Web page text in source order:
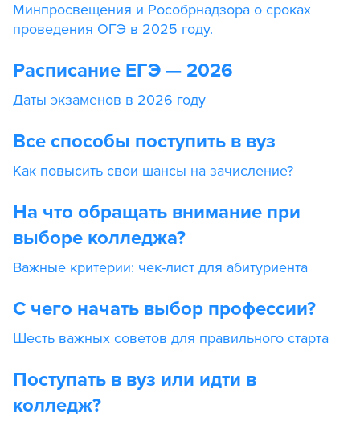
Минпросвещения и Рособрнадзора о сроках
проведения ОГЭ в 2025 году.
Расписание ЕГЭ — 2026
Даты экзаменов в 2026 году
Все способы поступить в вуз
Как повысить свои шансы на зачисление?
На что обращать внимание при
выборе колледжа?
Важные критерии: чек-лист для абитуриента
С чего начать выбор профессии?
Шесть важных советов для правильного старта
Поступать в вуз или идти в
колледж?